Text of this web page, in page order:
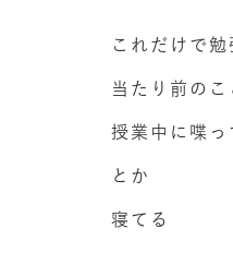
これだけで
当たり前の
授業中に喋っ
とか
寝てる